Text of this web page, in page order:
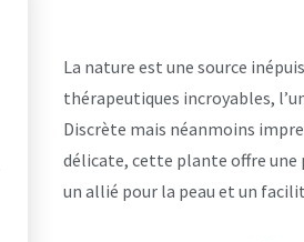
La nature est une source
thérapeutiques incroyables,
Discrète mais néanmoins
délicate, cette plante offre
un allié pour la peau et un